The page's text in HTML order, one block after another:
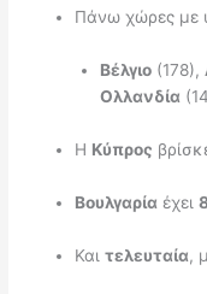
Πάνω χώρες με
Βέλγιο(178),
Ολλανδία
Η Κύπρος
Βουλγαρία έχει
Καιτελευταία,